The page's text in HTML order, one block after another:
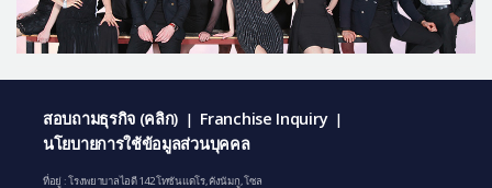
สอบถามธุรกิจ (คลิก) | Franchise Inquiry |
นโยบายการใช้ข้อมูลส่วนบุคคล
ที่อยู่ : โรงพยาบาลไอดี 142 โทซันแดโร, คังนัมกู, โซล